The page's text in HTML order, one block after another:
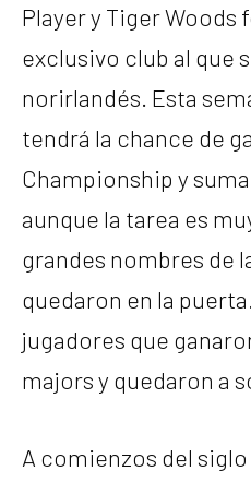
Player y Tiger Woods
exclusivo club al que
norirlandés. Esta
tendrá la chance de
Championship y
aunque la tarea es
grandes nombres de
quedaron en la
jugadores que
majors y quedaron a
A comienzos del siglo